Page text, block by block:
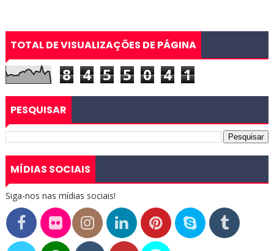
TOTAL DE VISUALIZAÇÕES DE PÁGINA
8 4 5 5 0 4 1
PESQUISAR
MÍDIAS SOCIAIS
Siga-nos nas mídias sociais!